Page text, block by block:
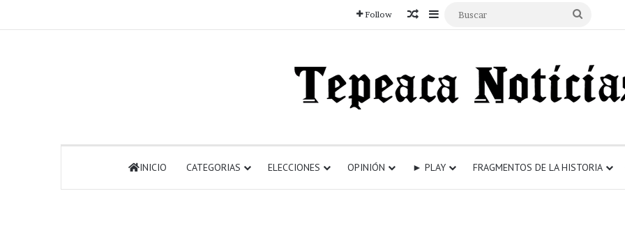
Follow Articulo aleatorio
Sidebar
INICIO CATEGORIAS ELECCIONES OPINIÓN ► PLAY FRAGMENTOS DE LA HISTORIA